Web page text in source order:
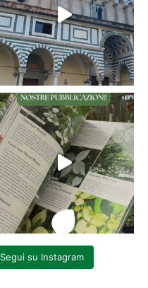
Segui su Instagram